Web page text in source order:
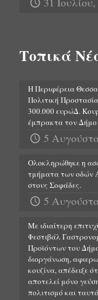
Τοπικά
Η Περιφέρεια
Πολιτική
300.000 ευρώΔ.
έμπρακτα τον
5
Ολοκληρώθηκε η
τμήματα των οδών
στους Σοφάδες.
5
Με ιδιαίτερη
Φεστιβάλ
Προϊόντων του
διοργάνωση,
κουζίνα, απέδειξε
αποτελεί μόνο
πολιτισμό και